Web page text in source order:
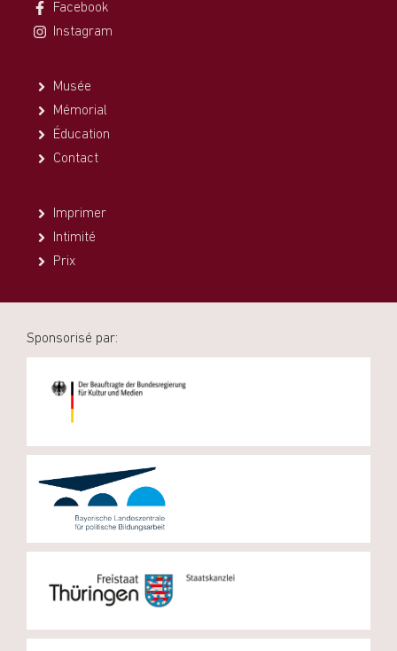
Facebook
Instagram
Musée
Mémorial
Éducation
Contact
Imprimer
Intimité
Prix
Sponsorisé par: